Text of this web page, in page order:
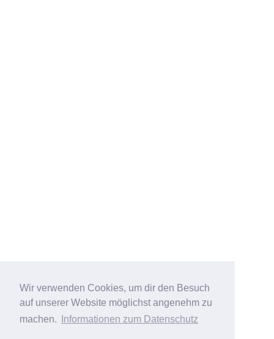
Wir verwenden Cookies, um dir den Besuch
auf unserer Website möglichst angenehm zu
machen.
Informationen zum Datenschutz